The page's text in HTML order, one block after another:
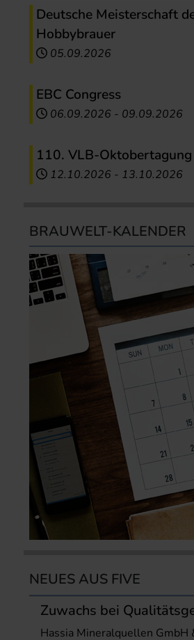
Deutsche Meisterschaft
Hobbybrauer
05.09.2026
EBC Congress
06.09.2026 - 09.09.2026
110. VLB-Oktobertagung
12.10.2026 - 13.10.2026
BRAUWELT-KALENDER
NEUES AUS FIVE
Zuwachs bei
Hassia Mineralquellen GmbH